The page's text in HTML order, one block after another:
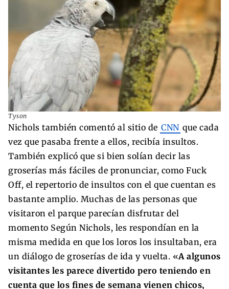
Tyson
Nichols también comentó al sitio de CNN que cada
vez que pasaba frente a ellos, recibía insultos.
También explicó que si bien solían decir las
groserías más fáciles de pronunciar, como Fuck
Off, el repertorio de insultos con el que cuentan es
bastante amplio. Muchas de las personas que
visitaron el parque parecían disfrutar del
momento Según Nichols, les respondían en la
misma medida en que los loros los insultaban, era
un diálogo de groserías de ida y vuelta. «A algunos
visitantes les parece divertido pero teniendo en
cuenta que los fines de semana vienen chicos,